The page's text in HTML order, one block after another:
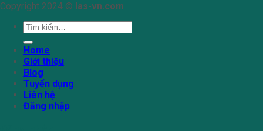
Copyright 2024 © las-vn.com
Tìm
kiếm:
Home
Giới thiệu
Blog
Tuyển dụng
Liên hệ
Đăng nhập